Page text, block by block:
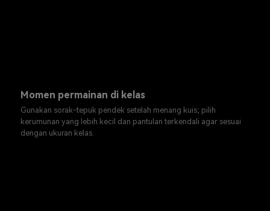
Momen permainan di kelas
Gunakan sorak-tepuk pendek setelah menang kuis; pilih
kerumunan yang lebih kecil dan pantulan terkendali agar sesuai
dengan ukuran kelas.